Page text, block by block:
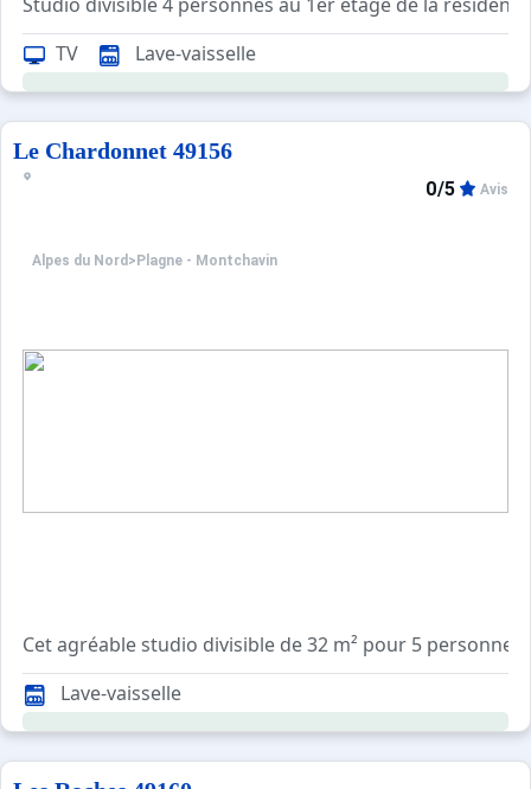
Info vérité : ;
TV Lave-vaisselle
Le Chardonnet 49156
Alpes du Nord > Plagne - Montchavin
0/5 Avis
En hiver, l'accès à la résidence est possible skis aux pieds.
2 Lits superposés 1 pers.
3 Lits 1 pers.
Couettes
Lave-vaisselle